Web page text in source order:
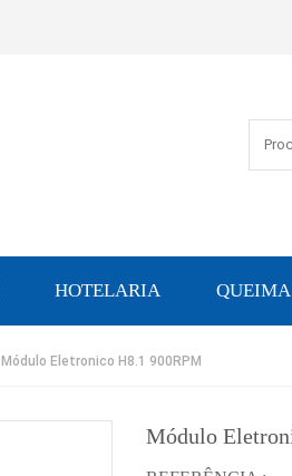
HOTELARIA QUEIMA
Módulo Eletronico H8.1 900RPM
Módulo